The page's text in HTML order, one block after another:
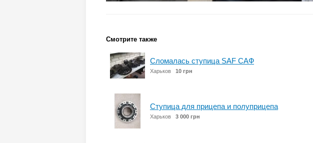
Смотрите также
Сломалась ступица SAF САФ
Харьков 10 грн
Ступица для прицепа и полуприцепа
Харьков 3 000 грн